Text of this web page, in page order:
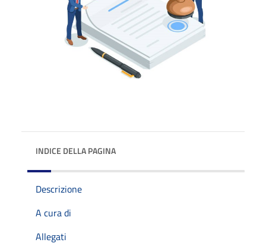
INDICE DELLA PAGINA
Descrizione
A cura di
Allegati